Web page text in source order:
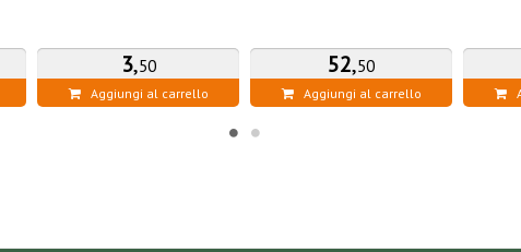
3,50
Aggiungi al carrello
52,50
Aggiungi al carrello